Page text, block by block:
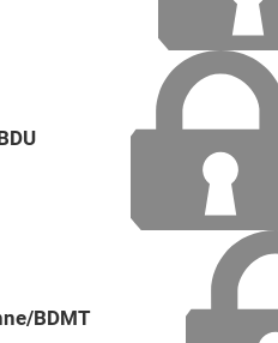
BDMT